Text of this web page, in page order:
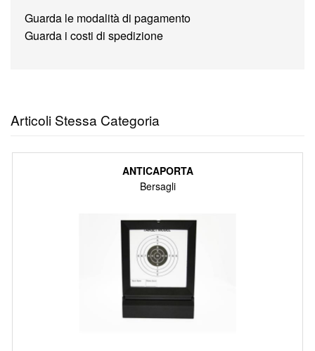
Guarda le modalità di pagamento
Guarda i costi di spedizione
Articoli Stessa Categoria
ANTICAPORTA
Bersagli